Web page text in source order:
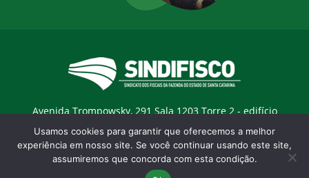
Avenida Trompowsky, 291 Sala 1203 Torre 2 - edifício
Trompowsky Corporate - Centro - Florianopólis / SC - CEP:
88015-300 |E-mail:sindifisco@sindifisco.org.br
Desenvolvido pelaagência Marketing Objetivo
Usamos cookies para garantir que oferecemos a melhor
experiência em nosso site. Se você continuar usando este site,
assumiremos que concorda com esta condição.